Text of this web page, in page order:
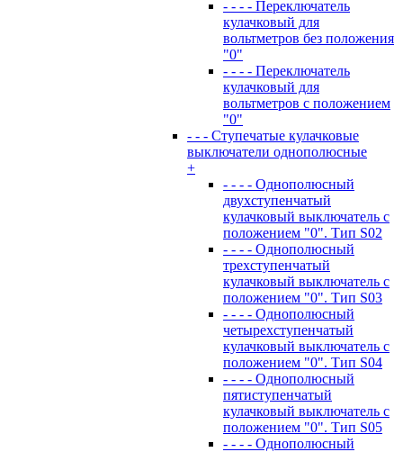
- - - - Переключатель
кулачковый для
вольтметров без положения
"0"
- - - - Переключатель
кулачковый для
вольтметров с положением
"0"
- - - Ступечатые кулачковые
выключатели однополюсные
+
- - - - Однополюсный
двухступенчатый
кулачковый выключатель с
положением "0". Тип S02
- - - - Однополюсный
трехступенчатый
кулачковый выключатель с
положением "0". Тип S03
- - - - Однополюсный
четырехступенчатый
кулачковый выключатель с
положением "0". Тип S04
- - - - Однополюсный
пятиступенчатый
кулачковый выключатель с
положением "0". Тип S05
- - - - Однополюсный